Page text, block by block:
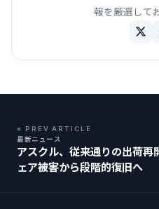
報を厳選して
« PREV ARTICLE
最新ニュース
アスクル、従来通りの出荷
ェア被害から段階的復旧へ